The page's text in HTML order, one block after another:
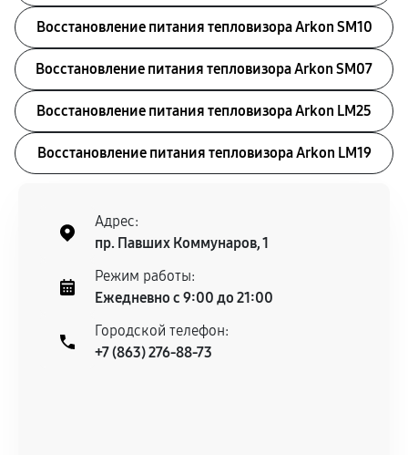
Восстановление питания тепловизора Arkon SM10
Восстановление питания тепловизора Arkon SM07
Восстановление питания тепловизора Arkon LM25
Восстановление питания тепловизора Arkon LM19
Адрес:
пр. Павших Коммунаров, 1
Режим работы:
Ежедневно с 9:00 до 21:00
Городской телефон:
+7 (863) 276-88-73